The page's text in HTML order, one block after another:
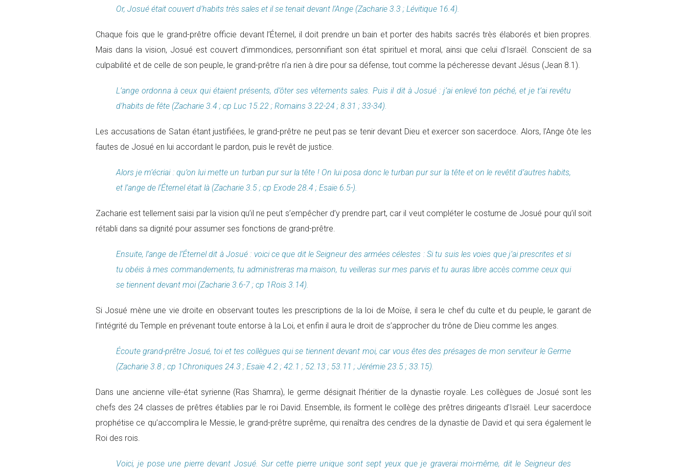
Or, Josué était couvert d’habits très sales et il se tenait devant l’Ange (Zacharie 3.3 ; Lévitique 16.4).
Chaque fois que le grand-prêtre officie devant l’Éternel, il doit prendre un bain et porter des habits sacrés très élaborés et bien propres.
Mais dans la vision, Josué est couvert d’immondices, personnifiant son état spirituel et moral, ainsi que celui d’Israël. Conscient de sa
culpabilité et de celle de son peuple, le grand-prêtre n’a rien à dire pour sa défense, tout comme la pécheresse devant Jésus (Jean 8.1).
L’ange ordonna à ceux qui étaient présents, d’ôter ses vêtements sales. Puis il dit à Josué : j’ai enlevé ton péché, et je t’ai revêtu
d’habits de fête (Zacharie 3.4 ; cp Luc 15.22 ; Romains 3.22-24 ; 8.31 ; 33-34).
Les accusations de Satan étant justifiées, le grand-prêtre ne peut pas se tenir devant Dieu et exercer son sacerdoce. Alors, l’Ange ôte les
fautes de Josué en lui accordant le pardon, puis le revêt de justice.
Alors je m’écriai : qu’on lui mette un turban pur sur la tête ! On lui posa donc le turban pur sur la tête et on le revêtit d’autres habits,
et l’ange de l’Éternel était là (Zacharie 3.5 ; cp Exode 28.4 ; Esaïe 6.5-).
Zacharie est tellement saisi par la vision qu’il ne peut s’empêcher d’y prendre part, car il veut compléter le costume de Josué pour qu’il soit
rétabli dans sa dignité pour assumer ses fonctions de grand-prêtre.
Ensuite, l’ange de l’Éternel dit à Josué : voici ce que dit le Seigneur des armées célestes : Si tu suis les voies que j’ai prescrites et si
tu obéis à mes commandements, tu administreras ma maison, tu veilleras sur mes parvis et tu auras libre accès comme ceux qui
se tiennent devant moi (Zacharie 3.6-7 ; cp 1Rois 3.14).
Si Josué mène une vie droite en observant toutes les prescriptions de la loi de Moïse, il sera le chef du culte et du peuple, le garant de
l’intégrité du Temple en prévenant toute entorse à la Loi, et enfin il aura le droit de s’approcher du trône de Dieu comme les anges.
Écoute grand-prêtre Josué, toi et tes collègues qui se tiennent devant moi, car vous êtes des présages de mon serviteur le Germe
(Zacharie 3.8 ; cp 1Chroniques 24.3 ; Esaïe 4.2 ; 42.1 ; 52.13 ; 53.11 ; Jérémie 23.5 ; 33.15).
Dans une ancienne ville-état syrienne (Ras Shamra), le germe désignait l’héritier de la dynastie royale. Les collègues de Josué sont les
chefs des 24 classes de prêtres établies par le roi David. Ensemble, ils forment le collège des prêtres dirigeants d’Israël. Leur sacerdoce
prophétise ce qu’accomplira le Messie, le grand-prêtre suprême, qui renaîtra des cendres de la dynastie de David et qui sera également le
Roi des rois.
Voici, je pose une pierre devant Josué. Sur cette pierre unique sont sept yeux que je graverai moi-même, dit le Seigneur des